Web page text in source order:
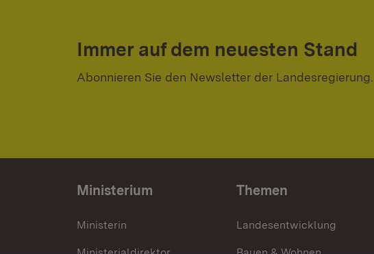
Immer auf dem neuesten Stand
Abonnieren Sie den Newsletter der Landesregierung.
Ministerium
Ministerin
Themen
Landesentwicklung